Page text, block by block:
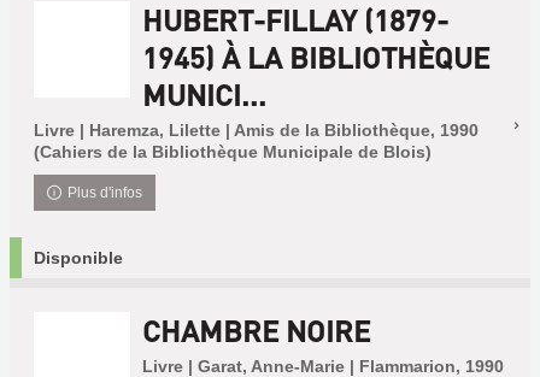
HUBERT-FILLAY (1879-
1945) À LA BIBLIOTHÈQUE
MUNICI...
Livre | Haremza, Lilette | Amis de la Bibliothèque, 1990
(Cahiers de la Bibliothèque Municipale de Blois)
Plus d'infos
Disponible
CHAMBRE NOIRE
Livre | Garat, Anne-Marie | Flammarion, 1990